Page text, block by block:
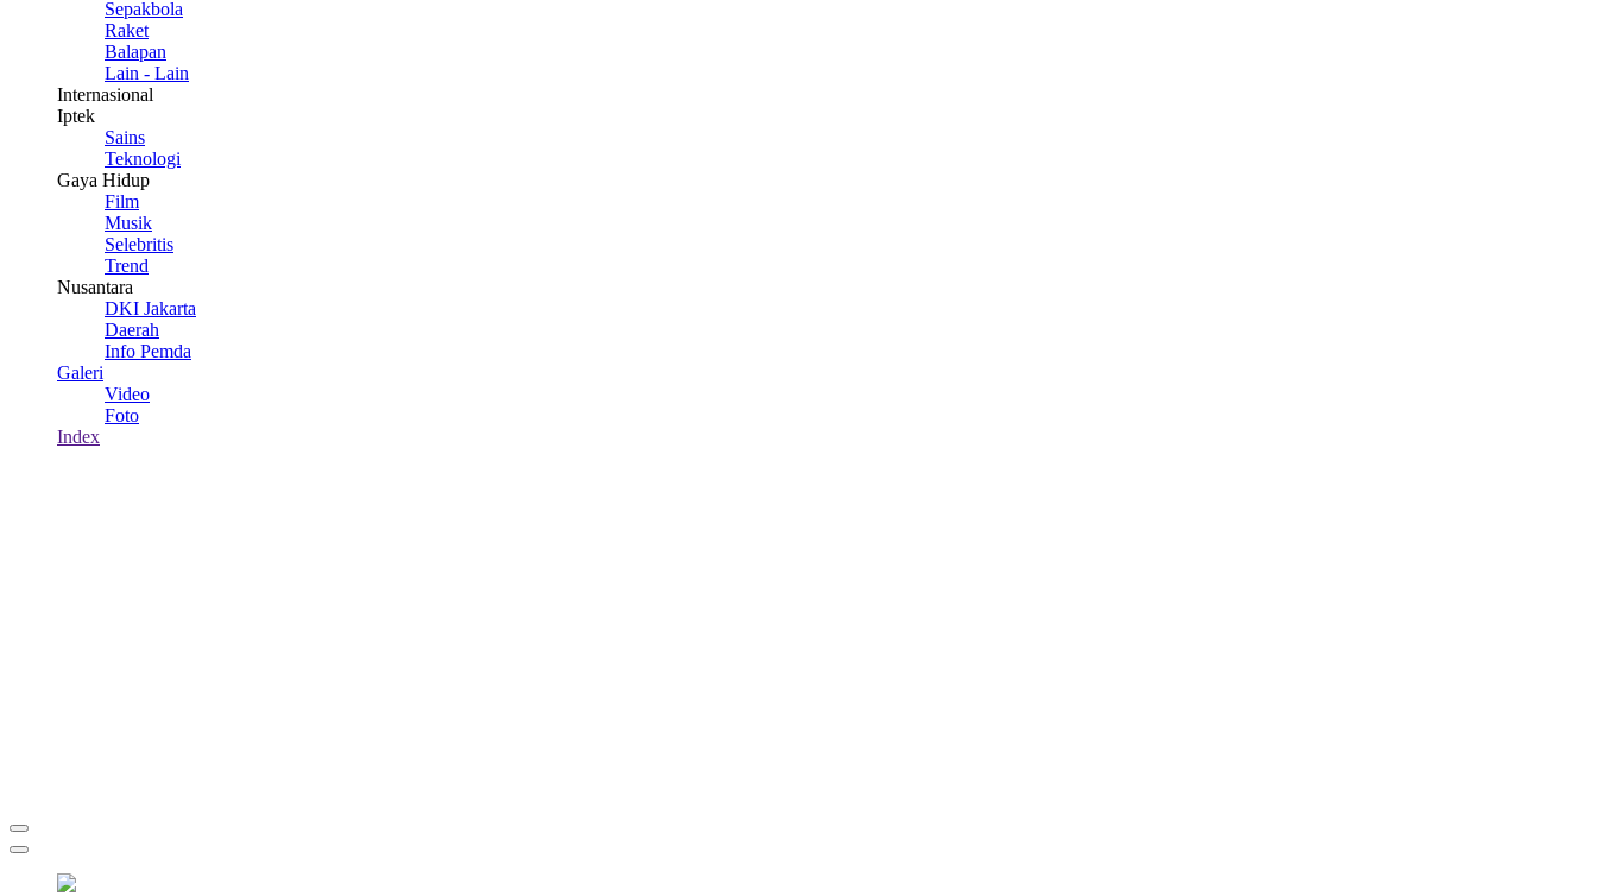
Sepakbola
Raket
Balapan
Lain - Lain
Internasional
Iptek
Sains
Teknologi
Gaya Hidup
Film
Musik
Selebritis
Trend
Nusantara
DKI Jakarta
Daerah
Info Pemda
Galeri
Video
Foto
Index